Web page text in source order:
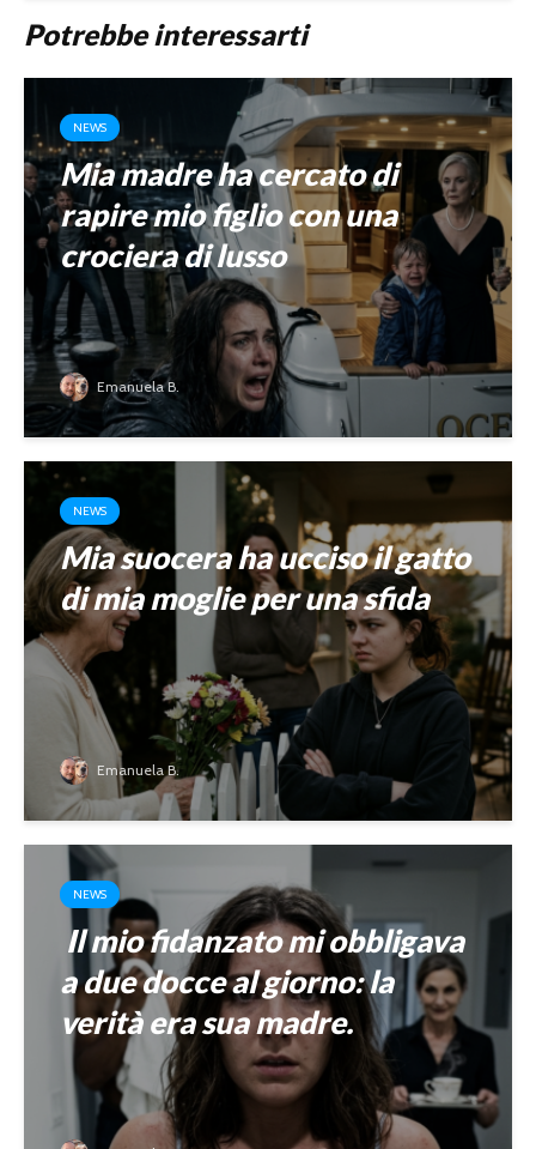
Potrebbe interessarti
NEWS
Mia madre ha cercato di
rapire mio figlio con una
crociera di lusso
Emanuela B.
NEWS
Mia suocera ha ucciso il gatto
di mia moglie per una sfida
Emanuela B.
NEWS
Il mio fidanzato mi obbligava
a due docce al giorno: la
verità era sua madre.